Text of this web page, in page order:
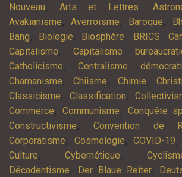
Nouveau,Arts et Lettres,
Avakianisme,Averroïsme, Baroque,
Bang, Biologie, Biosphère, BRICS,
Capitalisme,Capitalisme
Catholicisme,Centralisme
Chamanisme, Chiisme, Chimie,
Classicisme, Classification,
Commerce, Communisme, Conquête
Constructivisme, Convention de
Corporatisme, Cosmologie, COVID-19,
Culture, Cybernétique,
Décadentisme, Der Blaue Reiter,